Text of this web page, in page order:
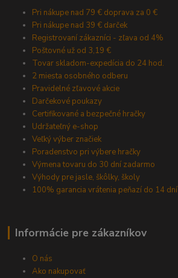
Pri nákupe nad 79 € doprava za 0 €
Pri nákupe nad 39 € darček
Registrovaní zákazníci - zľava od 4%
Poštovné už od 3,19 €
Tovar skladom-expedícia do 24 hod.
2 miesta osobného odberu
Pravidelné zľavové akcie
Darčekové poukazy
Certifikované a bezpečné hračky
Udržateľný e-shop
Veľký výber značiek
Poradenstvo pri výbere hračky
Výmena tovaru do 30 dní zadarmo
Výhody pre jasle, škôlky, školy
100% garancia vrátenia peňazí do 14 dní
Informácie pre zákazníkov
O nás
Ako nakupovať